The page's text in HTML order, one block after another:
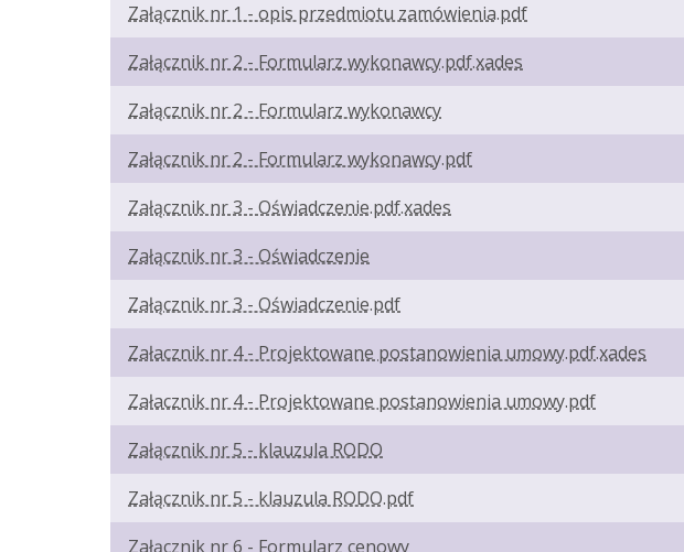
Załącznik nr 1 - opis przedmiotu zamówienia.pdf
Załącznik nr 2 - Formularz wykonawcy.pdf.xades
Załącznik nr 2 - Formularz wykonawcy
Załącznik nr 2 - Formularz wykonawcy.pdf
Załącznik nr 3 - Oświadczenie.pdf.xades
Załącznik nr 3 - Oświadczenie
Załącznik nr 3 - Oświadczenie.pdf
Załacznik nr 4 - Projektowane postanowienia umowy.pdf.xades
Załacznik nr 4 - Projektowane postanowienia umowy.pdf
Załącznik nr 5 - klauzula RODO
Załącznik nr 5 - klauzula RODO.pdf
Załącznik nr 6 - Formularz cenowy